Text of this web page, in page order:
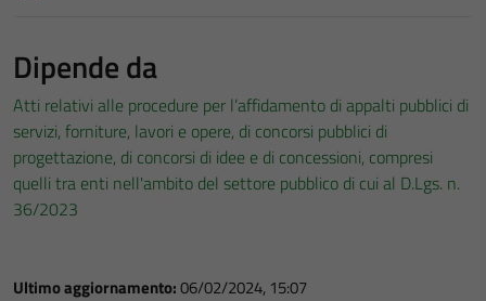
Dipende da
Atti relativi alle procedure per l’affidamento di appalti pubblici di
servizi, forniture, lavori e opere, di concorsi pubblici di
progettazione, di concorsi di idee e di concessioni, compresi
quelli tra enti nell'ambito del settore pubblico di cui al D.Lgs. n.
36/2023
Ultimo aggiornamento:06/02/2024, 15:07